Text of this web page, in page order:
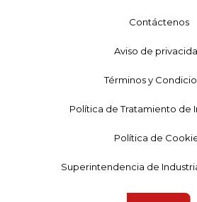
Contáctenos
Aviso de
Términos y
Política de Tratamiento de
Política de
Superintendencia de